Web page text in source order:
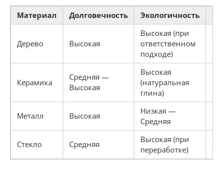
Материал Долговечность Экологичность
Дерево Высокая
Высокая (при
ответственном
подходе)
Керамика
Средняя —
Высокая
Высокая
(натуральная
глина)
Металл Высокая
Низкая —
Средняя
Стекло Средняя
Высокая (при
переработке)